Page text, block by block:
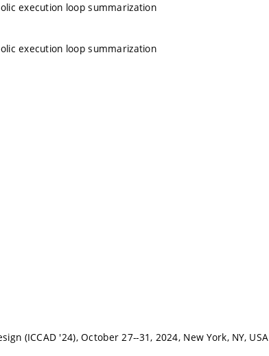
execution loop summarization
execution loop summarization
(ICCAD '24), October 27--31, 2024, New York, NY, USA